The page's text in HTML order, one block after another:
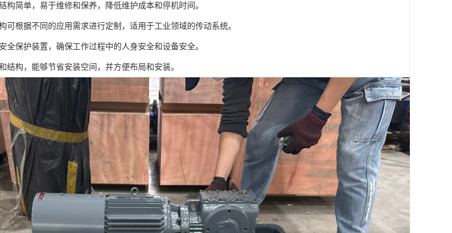
构简单，易于维修和保养，降低维护成本和停机时间。
可根据不同的应用需求进行定制，适用于工业领域的传动系统。
全保护装置，确保工作过程中的人身安全和设备安全。
结构，能够节省安装空间，并方便布局和安装。